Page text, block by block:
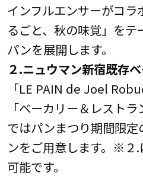
インフルエンサーがコラ
るごと、秋の味覚」を
パンを展開します。
２.ニュウマン新宿既存
「LE PAIN de Joel
「ベーカリー＆レスト
ではパンまつり期間限
ンをご用意します。※２
可能です。